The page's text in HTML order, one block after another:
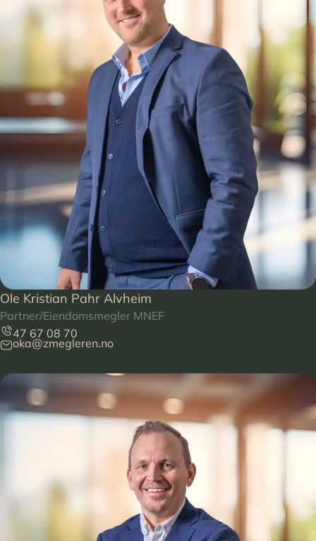
Ole Kristian Pahr Alvheim
Partner/Eiendomsmegler MNEF
47 67 08 70
oka@zmegleren.no